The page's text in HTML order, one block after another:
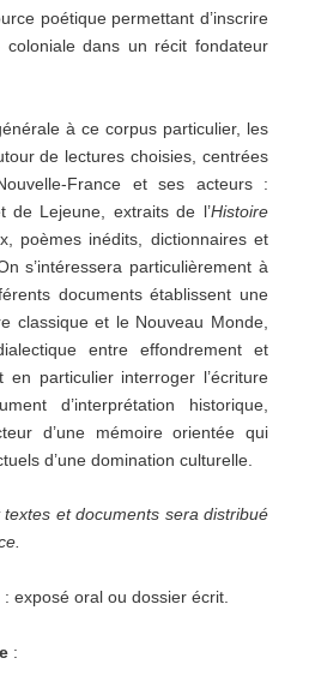
poétique permettant d’inscrire
coloniale dans un récit fondateur
à ce corpus particulier, les
de lectures choisies, centrées
France et ses acteurs :
de Lejeune, extraits de l’Histoire
poèmes inédits, dictionnaires et
s’intéressera particulièrement à
documents établissent une
classique et le Nouveau Monde,
entre effondrement et
en particulier interroger l’écriture
d’interprétation historique,
d’une mémoire orientée qui
d’une domination culturelle.
et documents sera distribué
: exposé oral ou dossier écrit.
: